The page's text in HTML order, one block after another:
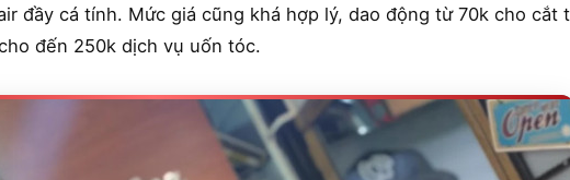
đầy cá tính. Mức giá cũng khá hợp lý, dao động từ 70k cho cắt
đến 250k dịch vụ uốn tóc.